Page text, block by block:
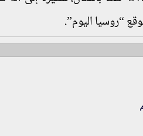
“روسيا اليوم”.